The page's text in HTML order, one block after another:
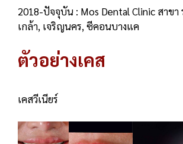
2018-ปัจจุบัน : Mos Dental Clinic สาขา
เกล้า, เจริญนคร, ซีคอนบางแค
ตัวอย่างเคส
เคสวีเนียร์